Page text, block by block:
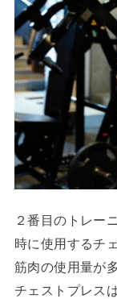
２番目のトレー
時に使用するチ
筋肉の使用量が
チェストプレス